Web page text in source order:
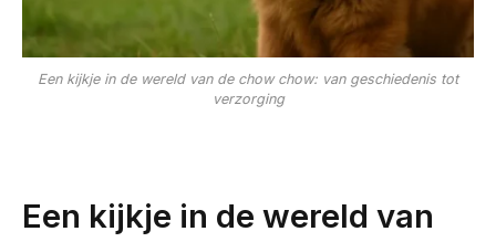
Een kijkje in de wereld van de chow chow: van geschiedenis tot
verzorging
Een kijkje in de wereld van